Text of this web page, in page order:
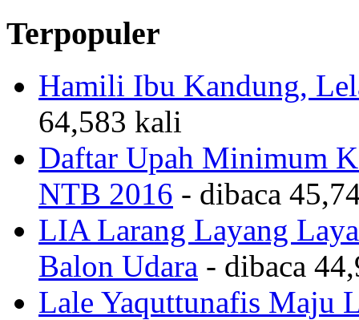
Terpopuler
Hamili Ibu Kandung,
64,583 kali
Daftar Upah Minimum
NTB 2016 - dibaca
LIA Larang Layang
Balon Udara - dibaca
Lale Yaquttunafis Maju